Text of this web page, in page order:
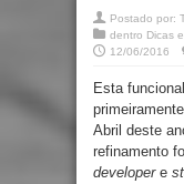
Postado por:
dentro Dicas
12/06/2016
Esta
Abril deste
refinamento
developere